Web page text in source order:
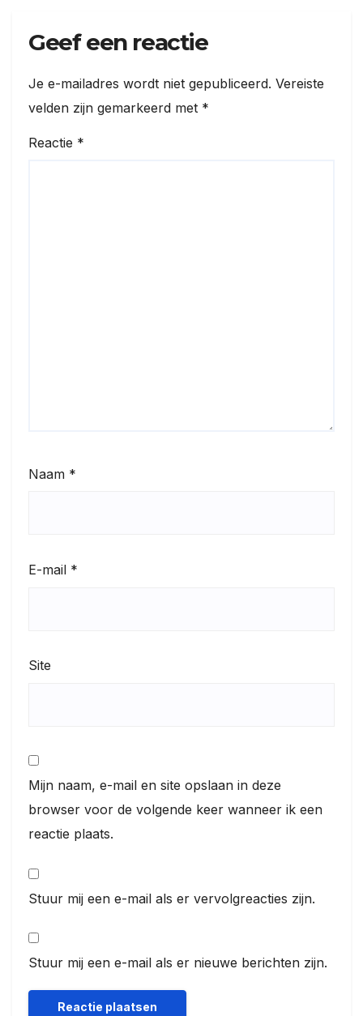
Geef een reactie
Je e-mailadres wordt niet gepubliceerd. Vereiste
velden zijn gemarkeerd met *
Reactie *
Naam *
E-mail *
Site
Mijn naam, e-mail en site opslaan in deze
browser voor de volgende keer wanneer ik een
reactie plaats.
Stuur mij een e-mail als er vervolgreacties zijn.
Stuur mij een e-mail als er nieuwe berichten zijn.